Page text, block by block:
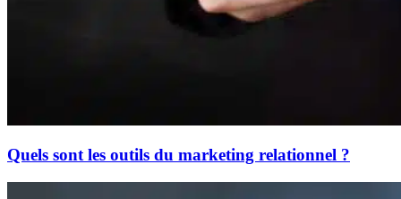
Quels sont les outils du marketing relationnel ?